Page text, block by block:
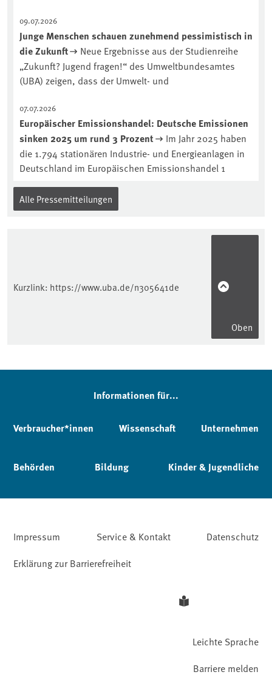
09.07.2026
Junge Menschen schauen zunehmend pessimistisch in
die Zukunft
Neue Ergebnisse aus der Studienreihe
„Zukunft? Jugend fragen!“ des Umweltbundesamtes
(UBA) zeigen, dass der Umwelt- und
07.07.2026
Europäischer Emissionshandel: Deutsche Emissionen
sinken 2025 um rund 3 Prozent
Im Jahr 2025 haben
die 1.794 stationären Industrie- und Energieanlagen in
Deutschland im Europäischen Emissionshandel 1
Alle Pressemitteilungen
Kurzlink: https://www.uba.de/n305641de
Oben
Informationen für...
Verbraucher*innen Wissenschaft Unternehmen
Behörden Bildung Kinder & Jugendliche
Impressum Service & Kontakt
Datenschutz
Erklärung zur Barrierefreiheit
Leichte Sprache
Barriere melden